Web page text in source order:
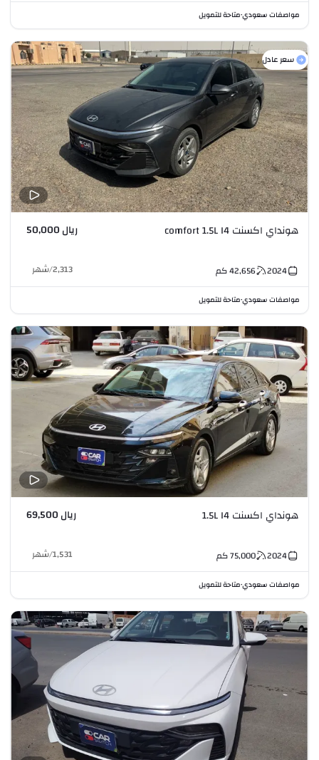
مواصفات سعودي•متاحة للتمويل
سعر عادل
هونداي اكسنت comfort 1.5L I4 ريال 50,000
2024
42,656كم 2,313
/شهر
مواصفات سعودي•متاحة للتمويل
هونداي اكسنت 1.5L I4 ريال 69,500
2024
75,000كم 1,531
/شهر
مواصفات سعودي•متاحة للتمويل